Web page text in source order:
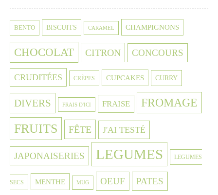
BENTO BISCUITS CARAMEL CHAMPIGNONS
CHOCOLAT CITRON CONCOURS
CRUDITÉES CRÈPES CUPCAKES CURRY
DIVERS FRAIS D'ICI FRAISE FROMAGE
FRUITS FÊTE J'AI TESTÉ
JAPONAISERIES LEGUMES LEGUMES
SECS MENTHE MUG OEUF PATES